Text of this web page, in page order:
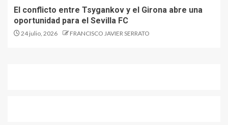
El conflicto entre Tsygankov y el Girona abre una
oportunidad para el Sevilla FC
24 julio, 2026 FRANCISCO JAVIER SERRATO